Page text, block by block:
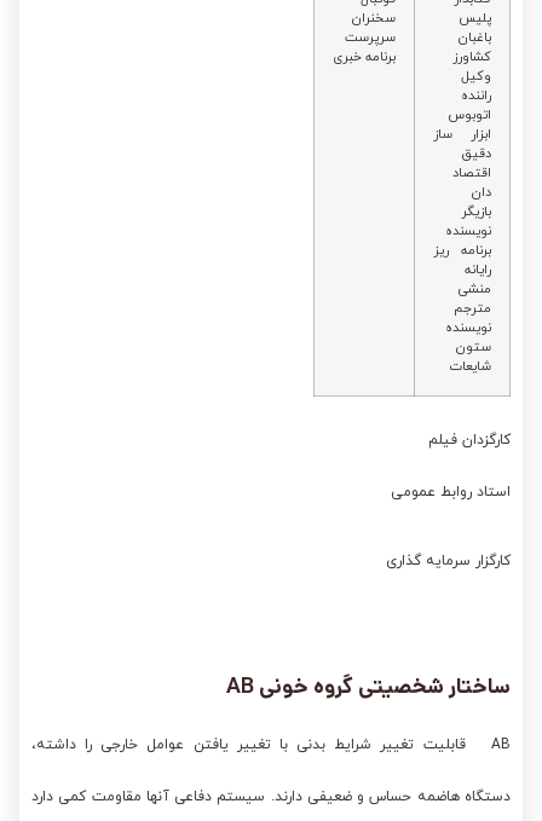
پلیس
باغبان
کشاورز
وکیل
راننده
اتوبوس
ابزار ساز
دقیق
اقتصاد
دان
بازیگر
نویسنده
برنامه ریز
رایانه
منشی
مترجم
نویسنده
ستون
شایعات
سخنران
سرپرست
برنامه خبری
کارگزدان فیلم
استاد روابط عمومی
کارگزار سرمایه گذاری
ساختار شخصیتی گروه خونی AB
AB قابلیت تغییر شرایط بدنی با تغییر یافتن عوامل خارجی را داشته،
دستگاه هاضمه حساس و ضعیفی دارند. سیستم دفاعی آنها مقاومت کمی دارد